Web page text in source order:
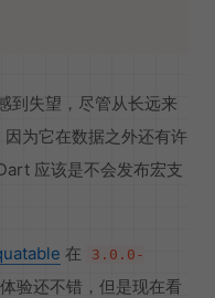
到失望，尽管从长远来
因为它在数据之外还有许
应该是不会发布宏支
在
3.0.0-
验还不错，但是现在看